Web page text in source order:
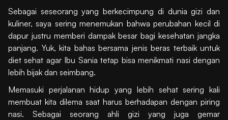
Sebagai seseorang yang berkecimpung di dunia gizi dan
kuliner, saya sering menemukan bahwa perubahan kecil di
dapur justru memberi dampak besar bagi kesehatan jangka
panjang. Yuk, kita bahas bersama jenis beras terbaik untuk
diet sehat agar Ibu Sania tetap bisa menikmati nasi dengan
lebih bijak dan seimbang.
Memasuki perjalanan hidup yang lebih sehat sering kali
membuat kita dilema saat harus berhadapan dengan piring
nasi. Sebagai seorang ahli gizi yang juga gemar